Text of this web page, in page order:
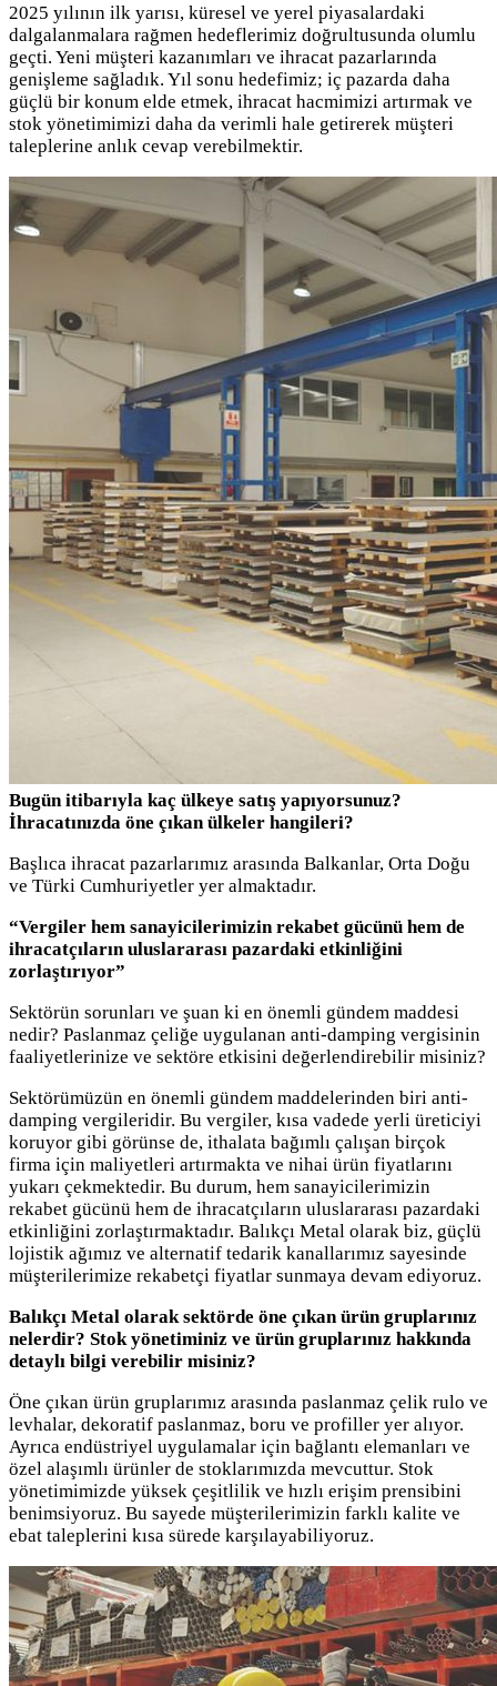
2025 yılının ilk yarısı, küresel ve yerel piyasalardaki
dalgalanmalara rağmen hedeflerimiz doğrultusunda olumlu
geçti. Yeni müşteri kazanımları ve ihracat pazarlarında
genişleme sağladık. Yıl sonu hedefimiz; iç pazarda daha
güçlü bir konum elde etmek, ihracat hacmimizi artırmak ve
stok yönetimimizi daha da verimli hale getirerek müşteri
taleplerine anlık cevap verebilmektir.
Bugün itibarıyla kaç ülkeye satış yapıyorsunuz?
İhracatınızda öne çıkan ülkeler hangileri?
Başlıca ihracat pazarlarımız arasında Balkanlar, Orta Doğu
ve Türki Cumhuriyetler yer almaktadır.
“Vergiler hem sanayicilerimizin rekabet gücünü hem de
ihracatçıların uluslararası pazardaki etkinliğini
zorlaştırıyor”
Sektörün sorunları ve şuan ki en önemli gündem maddesi
nedir? Paslanmaz çeliğe uygulanan anti-damping vergisinin
faaliyetlerinize ve sektöre etkisini değerlendirebilir misiniz?
Sektörümüzün en önemli gündem maddelerinden biri anti-
damping vergileridir. Bu vergiler, kısa vadede yerli üreticiyi
koruyor gibi görünse de, ithalata bağımlı çalışan birçok
firma için maliyetleri artırmakta ve nihai ürün fiyatlarını
yukarı çekmektedir. Bu durum, hem sanayicilerimizin
rekabet gücünü hem de ihracatçıların uluslararası pazardaki
etkinliğini zorlaştırmaktadır. Balıkçı Metal olarak biz, güçlü
lojistik ağımız ve alternatif tedarik kanallarımız sayesinde
müşterilerimize rekabetçi fiyatlar sunmaya devam ediyoruz.
Balıkçı Metal olarak sektörde öne çıkan ürün gruplarınız
nelerdir? Stok yönetiminiz ve ürün gruplarınız hakkında
detaylı bilgi verebilir misiniz?
Öne çıkan ürün gruplarımız arasında paslanmaz çelik rulo ve
levhalar, dekoratif paslanmaz, boru ve profiller yer alıyor.
Ayrıca endüstriyel uygulamalar için bağlantı elemanları ve
özel alaşımlı ürünler de stoklarımızda mevcuttur. Stok
yönetimimizde yüksek çeşitlilik ve hızlı erişim prensibini
benimsiyoruz. Bu sayede müşterilerimizin farklı kalite ve
ebat taleplerini kısa sürede karşılayabiliyoruz.